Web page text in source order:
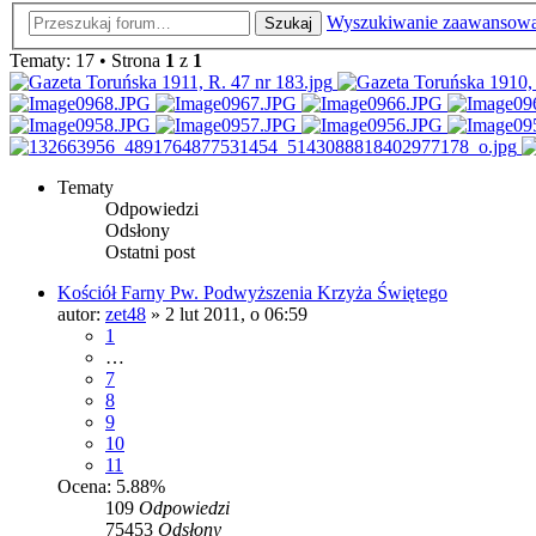
Szukaj
Wyszukiwanie
Tematy: 17 • Strona 1 z 1
Tematy
Odpowiedzi
Odsłony
Ostatni post
Kościół Farny Pw. Podwyższenia Krzyża Świętego
autor: zet48 » 2 lut 2011, o 06:59
1
…
7
8
9
10
11
Ocena: 5.88%
109 Odpowiedzi
75453 Odsłony